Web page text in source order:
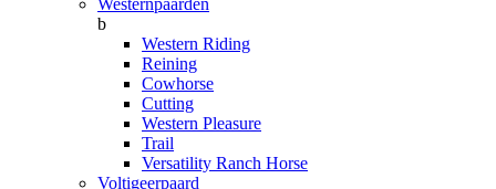
Westernpaarden
b
Western Riding
Reining
Cowhorse
Cutting
Western Pleasure
Trail
Versatility Ranch Horse
Voltigeerpaard